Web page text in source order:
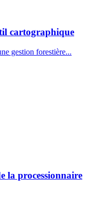
cartographique
gestion forestière...
la processionnaire